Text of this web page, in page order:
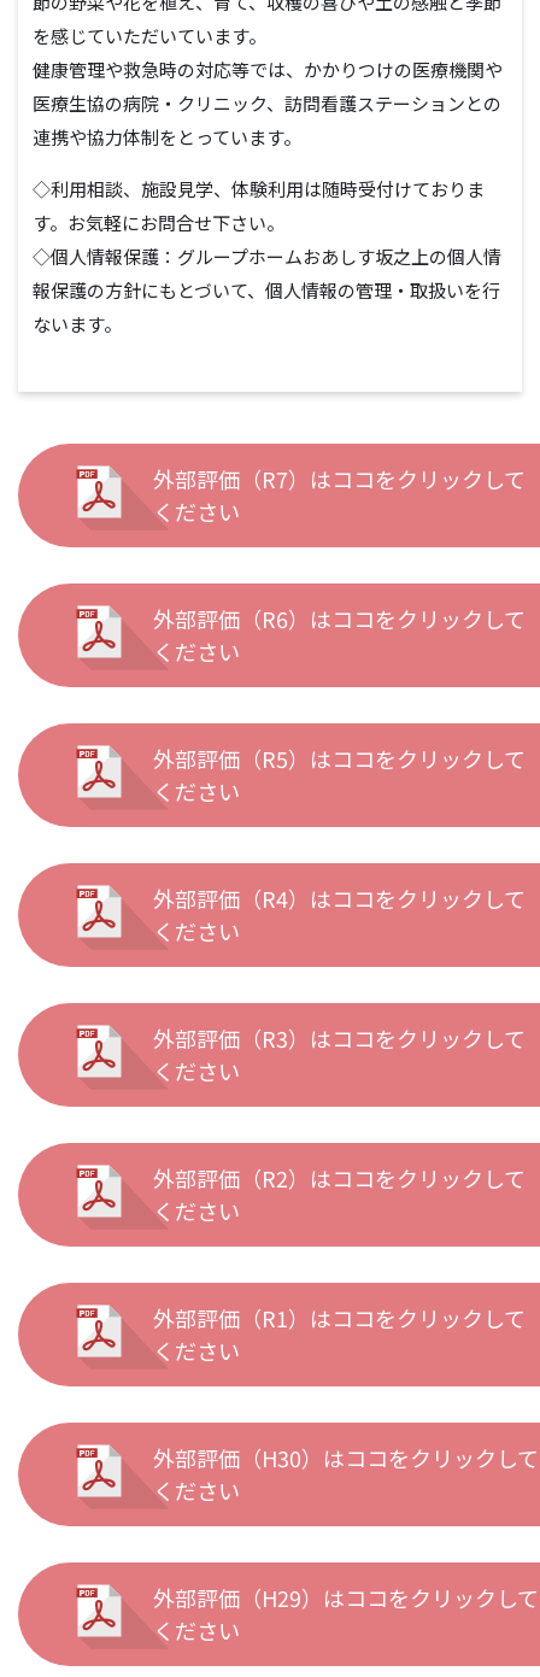
を感じていただいています。
健康管理や救急時の対応等では、かかりつけの医療機関や
医療生協の病院・クリニック、訪問看護ステーションとの
連携や協力体制をとっています。
◇利用相談、施設見学、体験利用は随時受付けておりま
す。お気軽にお問合せ下さい。
◇個人情報保護：グループホームおあしす坂之上の個人情
報保護の方針にもとづいて、個人情報の管理・取扱いを行
ないます。
外部評価（R7）はココをクリックして
ください
外部評価（R6）はココをクリックして
ください
外部評価（R5）はココをクリックして
ください
外部評価（R4）はココをクリックして
ください
外部評価（R3）はココをクリックして
ください
外部評価（R2）はココをクリックして
ください
外部評価（R1）はココをクリックして
ください
外部評価（H30）はココをクリックして
ください
外部評価（H29）はココをクリックして
ください